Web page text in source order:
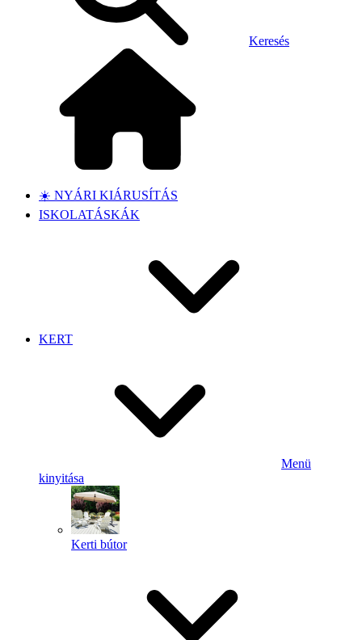
Keresés
☀️ NYÁRI KIÁRUSÍTÁS
ISKOLATÁSKÁK
KERT
Menü
kinyitása
Kerti bútor